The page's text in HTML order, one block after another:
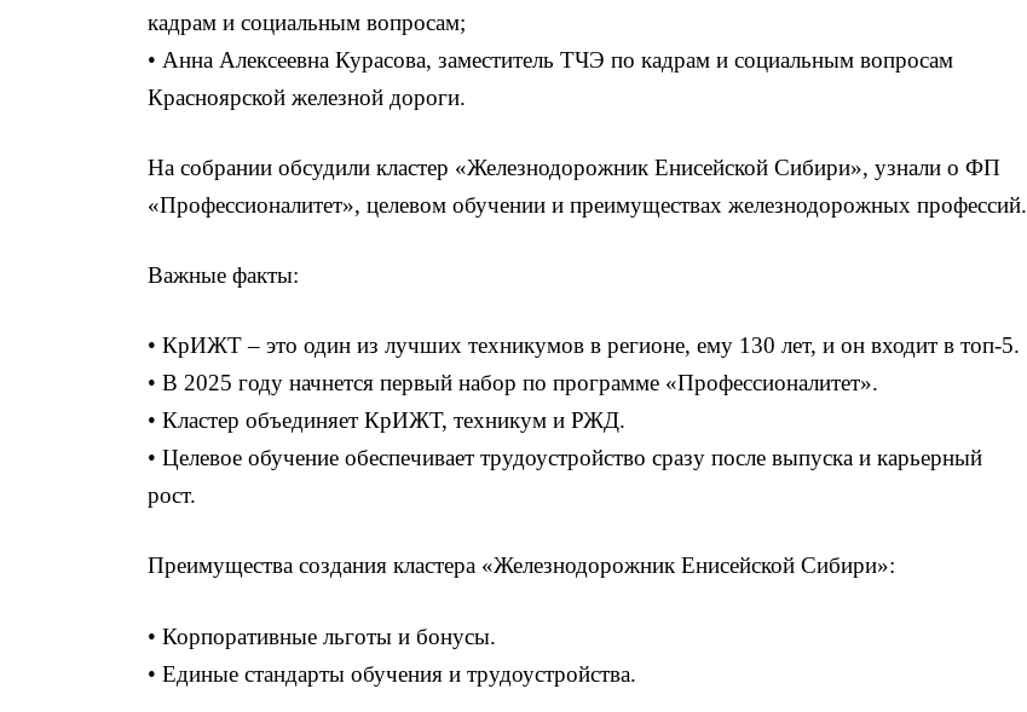
кадрам и социальным вопросам;
• Анна Алексеевна Курасова, заместитель ТЧЭ по кадрам и социальным вопросам
Красноярской железной дороги.
На собрании обсудили кластер «Железнодорожник Енисейской Сибири», узнали о ФП
«Профессионалитет», целевом обучении и преимуществах железнодорожных профессий.
Важные факты:
• КрИЖТ – это один из лучших техникумов в регионе, ему 130 лет, и он входит в топ-5.
• В 2025 году начнется первый набор по программе «Профессионалитет».
• Кластер объединяет КрИЖТ, техникум и РЖД.
• Целевое обучение обеспечивает трудоустройство сразу после выпуска и карьерный
рост.
Преимущества создания кластера «Железнодорожник Енисейской Сибири»:
• Корпоративные льготы и бонусы.
• Единые стандарты обучения и трудоустройства.